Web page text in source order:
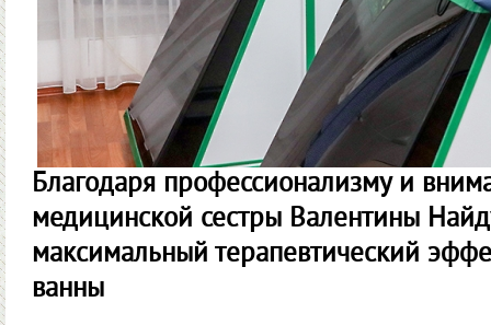
Благодаря профессионализму и
медицинской сестры Валентины
максимальный терапевтический
ванны